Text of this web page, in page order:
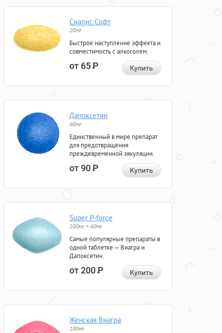
Сиалис Софт
20мг
Быстрое наступление эффекта и
совместимость с алкоголем.
от 65Р Купить
Дапоксетин
60мг
Единственный в мире препарат
для предотвращения
преждевременной эякуляции.
от 90Р Купить
Super P-force
100мг + 60мг
Самые популярные препараты в
одной таблетке — Виагра и
Дапоксетин.
от 200Р Купить
Женская Виагра
100мг